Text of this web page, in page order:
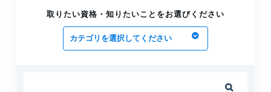
取りたい資格・知りたいことをお選びください
